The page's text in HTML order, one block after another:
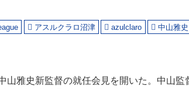
アスルクラロ沼津 azulclaro 中山雅史
山雅史新監督の就任会見を開いた。中山監